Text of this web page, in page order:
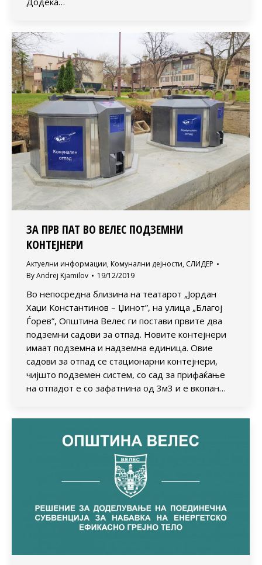
ЗА ПРВ ПАТ ВО ВЕЛЕС ПОДЗЕМНИ
КОНТЕЈНЕРИ
Актуелни информации, Комунални дејности, СЛИДЕР
ByAndrej Kjamilov 19/12/2019
Во непосредна близина на театарот „Јордан
Хаџи Константинов – Џинот”, на улица „Благој
Ѓорев”, Општина Велес ги постави првите два
подземни садови за отпад. Новите контејнери
имаат подземна и надземна единица. Овие
садови за отпад се стационарни контејнери,
чијшто подземен систем, со сад за прифаќање
на отпадот е со зафатнина од 3м3 и е вкопан…